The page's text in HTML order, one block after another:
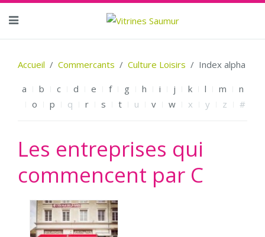
Accueil Commercants Culture Loisirs Index alpha
a b c d e f g h i j k l m
n
o
p q r s t u v w x y z #
Les entreprises qui
commencent par C